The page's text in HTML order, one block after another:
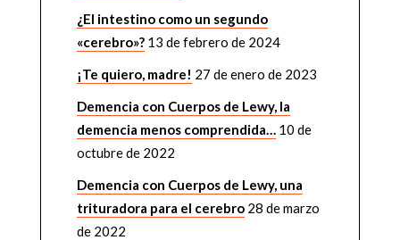
¿El intestino como un segundo
«cerebro»? 13 de febrero de 2024
¡Te quiero, madre! 27 de enero de 2023
Demencia con Cuerpos de Lewy, la
demencia menos comprendida… 10 de
octubre de 2022
Demencia con Cuerpos de Lewy, una
trituradora para el cerebro 28 de marzo
de 2022